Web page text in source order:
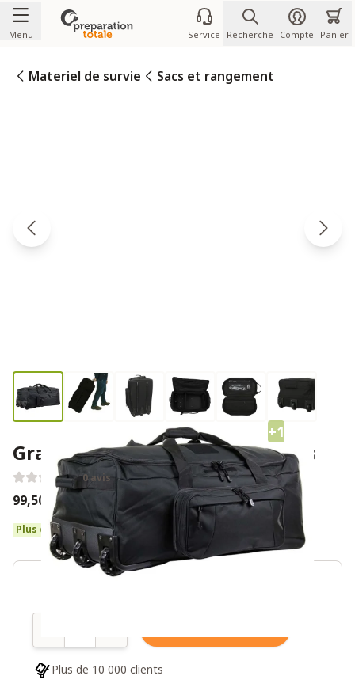
Allez au contenu
Menu Service Recherche Compte Panier
Materiel de survie Sacs et rangement
+1
Grand sac de voyage à roulettes
0 avis
99,50€ 125,00€
Plus de 10 en stock
Plus de 10 000 clients